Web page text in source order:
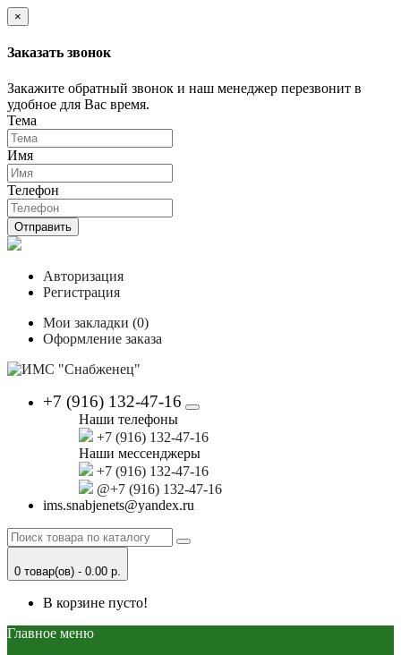
×
Заказать звонок
Закажите обратный звонок и наш менеджер перезвонит в
удобное для Вас время.
Тема
Имя
Телефон
Отправить
Авторизация
Регистрация
Мои закладки (0)
Оформление заказа
+7 (916) 132-47-16
Наши телефоны
+7 (916) 132-47-16
Наши мессенджеры
+7 (916) 132-47-16
@+7 (916) 132-47-16
ims.snabjenets@yandex.ru
0 товар(ов) - 0.00 р.
В корзине пусто!
Главное меню